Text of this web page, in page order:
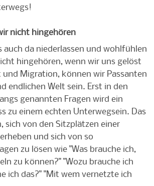
nicht hingehören
auch da niederlassen und wohlfühlen
hingehören, wenn wir uns gelöst
und Migration, können wir Passanten
endlichen Welt sein. Erst in den
genannten Fragen wird ein
zu einem echten Unterwegsein. Das
sich von den Sitzplätzen einer
und sich von so
zu lösen wie "Was brauche ich,
zu können?" "Wozu brauche ich
ich das?" "Mit wem vernetzte ich